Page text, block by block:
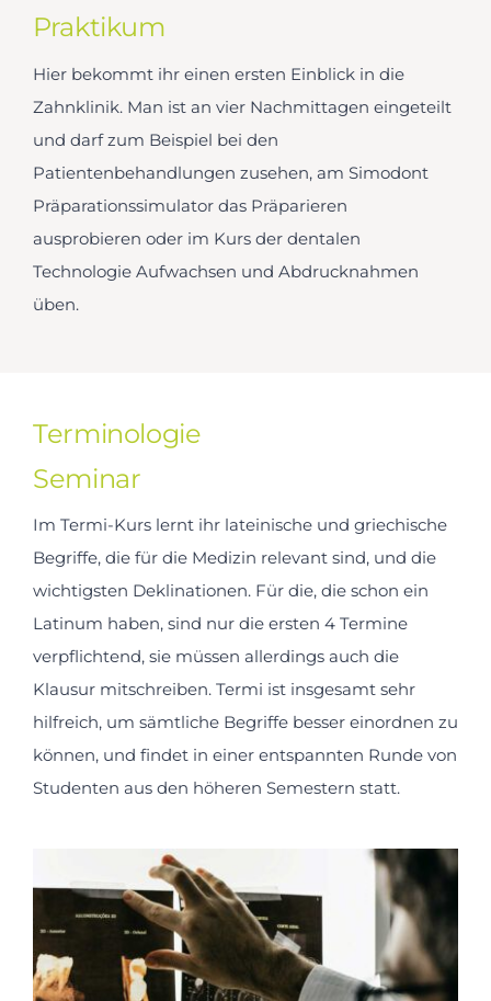
Praktikum
Hier bekommt ihr einen ersten Einblick in die
Zahnklinik. Man ist an vier Nachmittagen eingeteilt
und darf zum Beispiel bei den
Patientenbehandlungen zusehen, am Simodont
Präparationssimulator das Präparieren
ausprobieren oder im Kurs der dentalen
Technologie Aufwachsen und Abdrucknahmen
üben.
Terminologie
Seminar
Im Termi-Kurs lernt ihr lateinische und griechische
Begriffe, die für die Medizin relevant sind, und die
wichtigsten Deklinationen. Für die, die schon ein
Latinum haben, sind nur die ersten 4 Termine
verpflichtend, sie müssen allerdings auch die
Klausur mitschreiben. Termi ist insgesamt sehr
hilfreich, um sämtliche Begriffe besser einordnen zu
können, und findet in einer entspannten Runde von
Studenten aus den höheren Semestern statt.